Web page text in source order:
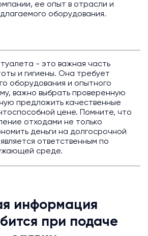
ее опыт в отрасли и
оборудования.
- это важная часть
и гигиены. Она требует
оборудования и опытного
важно выбрать проверенную
предложить качественные
цене. Помните, что
отходами не только
деньги на долгосрочной
ответственным по
среде.
информация
при подаче